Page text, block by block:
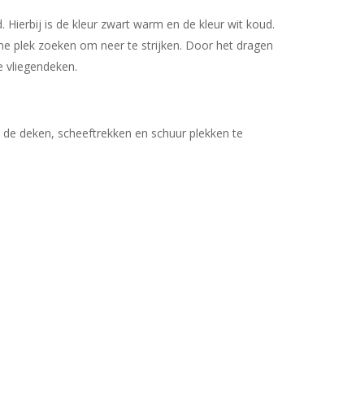
is de kleur zwart warm en de kleur wit koud.
plek zoeken om neer te strijken. Door het dragen
deken, scheeftrekken en schuur plekken te